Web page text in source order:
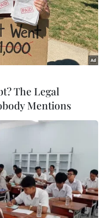
bàn
phòng,
Thái
tạo sinh
The Legal
Mentions